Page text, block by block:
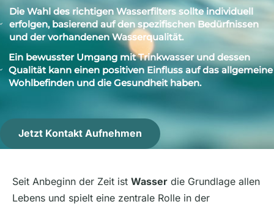
Die Wahl des richtigen Wasserfilters sollte individuell
erfolgen, basierend auf den spezifischen Bedürfnissen
und der vorhandenen Wasserqualität.
Ein bewusster Umgang mit Trinkwasser und dessen
Qualität kann einen positiven Einfluss auf das allgemeine
Wohlbefinden und die Gesundheit haben.
Jetzt Kontakt Aufnehmen
Seit Anbeginn der Zeit ist Wasser die Grundlage allen
Lebens und spielt eine zentrale Rolle in der